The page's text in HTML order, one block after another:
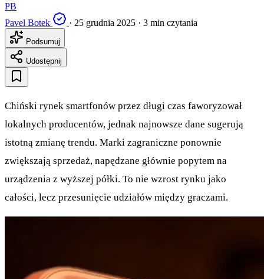
PB
Pavel Botek
· 25 grudnia 2025 · 3 min czytania
Podsumuj
Udostępnij
Chiński rynek smartfonów przez długi czas faworyzował
lokalnych producentów, jednak najnowsze dane sugerują
istotną zmianę trendu. Marki zagraniczne ponownie
zwiększają sprzedaż, napędzane głównie popytem na
urządzenia z wyższej półki. To nie wzrost rynku jako
całości, lecz przesunięcie udziałów między graczami.